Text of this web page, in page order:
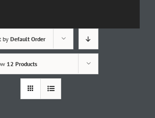
byDefault Order
12 Products